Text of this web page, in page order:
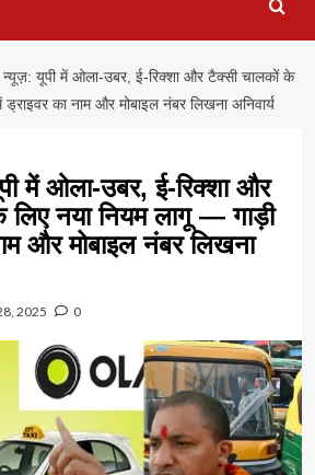
न्यूज़: यूपी में ओला-उबर, ई-रिक्शा और टैक्सी चालकों के
का नाम और मोबाइल नंबर लिखना अनिवार्य
में ओला-उबर, ई-रिक्शा और
नया नियम लागू — गाड़ी
और मोबाइल नंबर लिखना
2025 0